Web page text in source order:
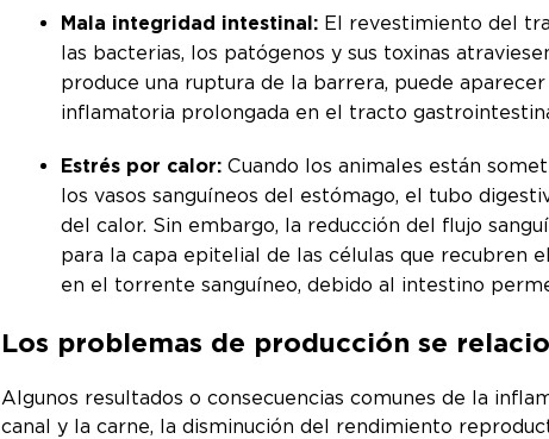
Mala integridad intestinal: El revestimiento del
las bacterias, los patógenos y sus toxinas
produce una ruptura de la barrera, puede
inflamatoria prolongada en el tracto
Estrés por calor: Cuando los animales están
los vasos sanguíneos del estómago, el tubo
del calor. Sin embargo, la reducción del flujo
para la capa epitelial de las células que recubren
en el torrente sanguíneo, debido al intestino
Los problemas de producción se
Algunos resultados o consecuencias comunes de la
canal y la carne, la disminución del rendimiento